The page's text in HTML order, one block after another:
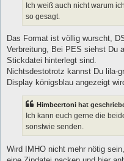
Ich weiß auch nicht warum
so gesagt.
Das Format ist völlig wurscht,
Verbreitung, Bei PES siehst Du
Stickdatei hinterlegt sind.
Nichtsdestotrotz kannst Du lila-
Display königsblau angezeigt
Himbeertoni hat
Ich kann euch gerne die
sonstwie senden.
Wird IMHO nicht mehr nötig